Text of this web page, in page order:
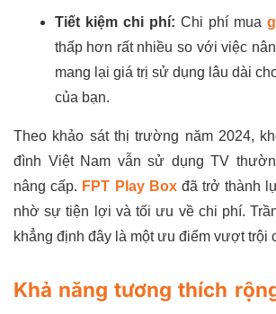
Tiết kiệm chi phí: Chi phí mua
thấp hơn rất nhiều so với việc
mang lại giá trị sử dụng lâu dài
của bạn.
Theo khảo sát thị trường năm 2024,
đình Việt Nam vẫn sử dụng TV
nâng cấp. FPT Play Boxđã trở thành
nhờ sự tiện lợi và tối ưu về chi phí.
khẳng định đây là một ưu điểm vượt trội
Khả năng tương thích